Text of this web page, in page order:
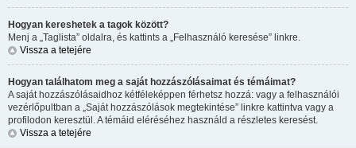
Hogyan kereshetek a tagok között?
Menj a „Taglista” oldalra, és kattints a „Felhasználó keresése” linkre.
Vissza a tetejére
Hogyan találhatom meg a saját hozzászólásaimat és témáimat?
A saját hozzászólásaidhoz kétféleképpen férhetsz hozzá: vagy a felhasználói
vezérlőpultban a „Saját hozzászólások megtekintése” linkre kattintva vagy a
profilodon keresztül. A témáid eléréséhez használd a részletes keresést.
Vissza a tetejére